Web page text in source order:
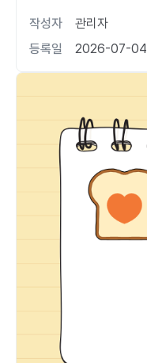
작성자
관리자
등록일
2026-07-04